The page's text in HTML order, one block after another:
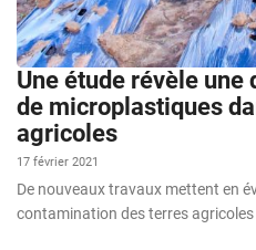
Une étude révèle
de microplastiques
agricoles
17 février 2021
De nouveaux travaux mettent en
contamination des terres agricoles